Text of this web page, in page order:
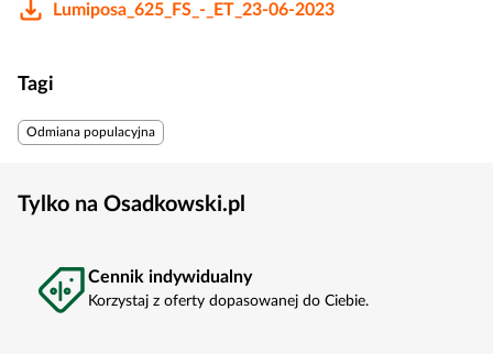
Lumiposa_625_FS_-_ET_23-06-2023
Tagi
Odmiana populacyjna
Tylko na Osadkowski.pl
Cennik indywidualny
Korzystaj z oferty dopasowanej do Ciebie.